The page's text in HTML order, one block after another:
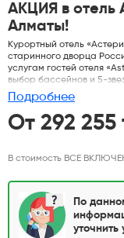
АКЦИЯ в отель
Алматы!
Курортный отель
старинного дворца
услугам гостей отеля
выбор бассейнов и 5-
спорта. В этом
обслуживанием по меню
детские
Подробнее
От 292 255
В стоимость ВСЕ
По